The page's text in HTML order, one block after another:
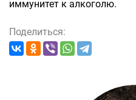
иммунитет к алкоголю.
Поделиться: